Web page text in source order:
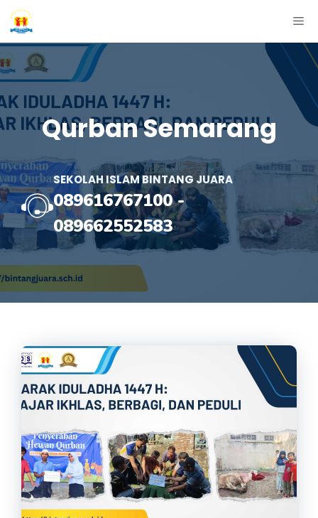
Skip
to
content
Qurban Semarang
SEKOLAH ISLAM BINTANG JUARA
089616767100-
089662552583